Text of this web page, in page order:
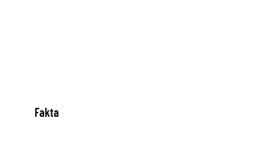
Fakta